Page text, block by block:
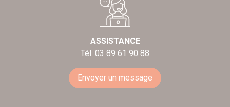
ASSISTANCE
Tél. 03 89 61 90 88
Envoyer un message